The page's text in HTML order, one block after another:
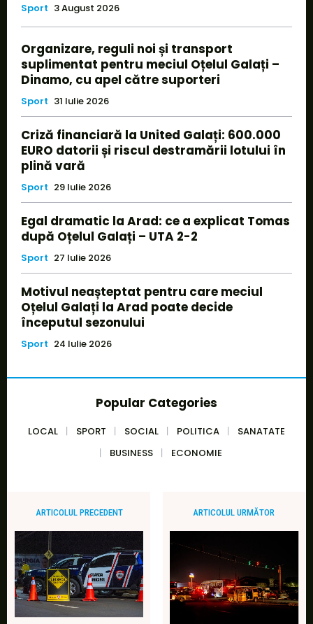
Sport 3 August 2026
Organizare, reguli noi și transport
suplimentat pentru meciul Oțelul Galați –
Dinamo, cu apel către suporteri
Sport 31 Iulie 2026
Criză financiară la United Galați: 600.000
EURO datorii și riscul destramării lotului în
plină vară
Sport 29 Iulie 2026
Egal dramatic la Arad: ce a explicat Tomas
după Oțelul Galați – UTA 2-2
Sport 27 Iulie 2026
Motivul neașteptat pentru care meciul
Oțelul Galați la Arad poate decide
începutul sezonului
Sport 24 Iulie 2026
Popular Categories
LOCAL SPORT SOCIAL POLITICA
SANATATE
BUSINESS
ECONOMIE
ARTICOLUL PRECEDENT ARTICOLUL URMĂTOR